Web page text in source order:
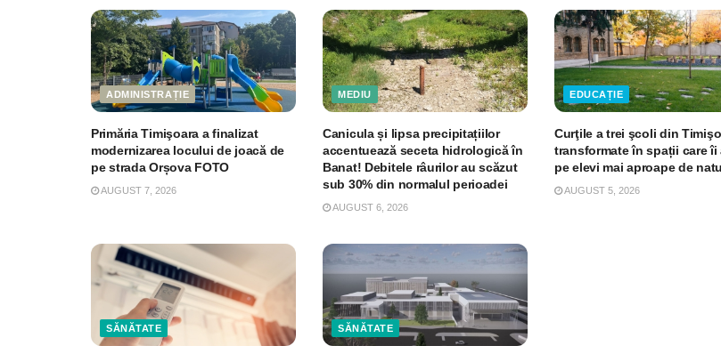
ADMINISTRAȚIE
Primăria Timişoara a finalizat
modernizarea locului de joacă de
pe strada Orșova FOTO
AUGUST 7, 2026
MEDIU
Canicula și lipsa precipitațiilor
accentuează seceta hidrologică în
Banat! Debitele râurilor au scăzut
sub 30% din normalul perioadei
AUGUST 6, 2026
EDUCAȚIE
Curţile a trei şcoli din
transformate în spații care îi
pe elevi mai aproape de
AUGUST 5, 2026
SĂNĂTATE SĂNĂTATE